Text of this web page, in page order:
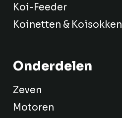
Koi-Feeder
Koinetten & Koisokken
Onderdelen
Zeven
Motoren